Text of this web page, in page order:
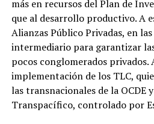
más en recursos del Plan de
que al desarrollo productivo. A
Alianzas Público Privadas, en
intermediario para garantizar
pocos conglomerados privados.
implementación de los TLC,
las transnacionales de la OCDE
Transpacífico, controlado por